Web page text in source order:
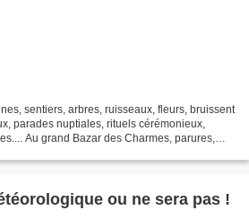
sentiers, arbres, ruisseaux, fleurs, bruissent
parades nuptiales, rituels cérémonieux,
Au grand Bazar des Charmes, parures,
ou ne sera pas !